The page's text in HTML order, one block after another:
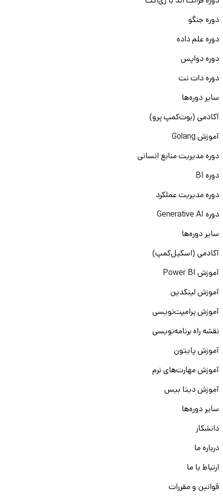
دوره جنگو
دوره علم داده
دوره دواپس
دوره دات نت
سایر دوره‌ها
آکادمی (بوت‌کمپ پرو)
آموزش Golang
دوره مدیریت منابع انسانی
دوره BI
دوره مدیریت عملکرد
دوره Generative AI
سایر دوره‌ها
آکادمی (اسکیل‌کمپ)
آموزش Power BI
آموزش لینکدین
آموزش پرامپت‌نویسی
نقشه راه برنامه‌نویسی
آموزش پایتون
آموزش مهارت‌های نرم
آموزش دیتا بیس
سایر دوره‌ها
دانشکار
درباره ما
ارتباط با ما
قوانین و مقررات